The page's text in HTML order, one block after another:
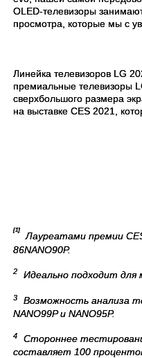
OLED-телевизоры
просмотра, которые мы с
Линейка телевизоров LG
премиальные телевизоры
сверхбольшого размера
на выставке CES 2021,
[1]
Лауреатами премии
86NANO90P.
2 Идеально подходит для
3
Возможность анализа
NANO99P и NANO95P.
4
Стороннее
составляет 100